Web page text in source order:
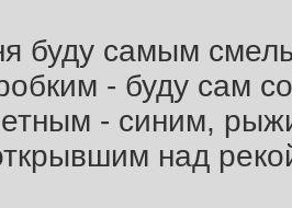
буду самым
- буду сам
- синим,
над